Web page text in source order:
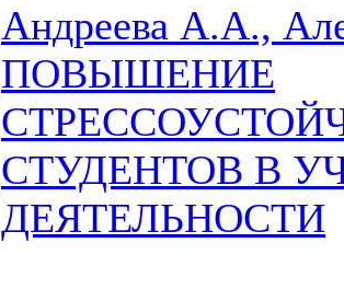
Андреева А.А.,
ПОВЫШЕНИЕ
СТУДЕНТОВ В
ДЕЯТЕЛЬНОСТИ